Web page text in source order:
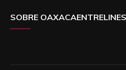
SOBRE